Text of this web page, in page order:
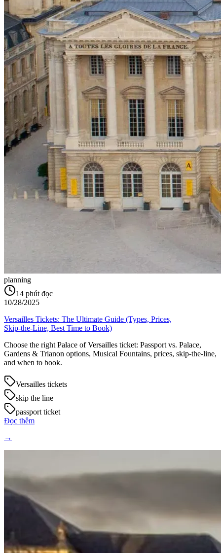
planning
14 phút đọc
10/28/2025
Versailles Tickets: The Ultimate Guide (Types, Prices,
Skip‑the‑Line, Best Time to Book)
Choose the right Palace of Versailles ticket: Passport vs. Palace,
Gardens & Trianon options, Musical Fountains, prices, skip‑the‑line,
and when to book.
Versailles tickets
skip the line
passport ticket
Đọc thêm
→